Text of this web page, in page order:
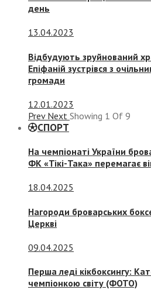
день
13.04.2023
Відбудують зруйнований
Епіфаній зустрівся з
громади
12.01.2023
Prev Next Showing 1 Of 9
СПОРТ
На чемпіонаті України
ФК «Тікі-Така» перемагає
18.04.2025
Нагороди броварських
Церкві
09.04.2025
Перша леді кікбоксингу:
чемпіонкою світу (ФОТО)